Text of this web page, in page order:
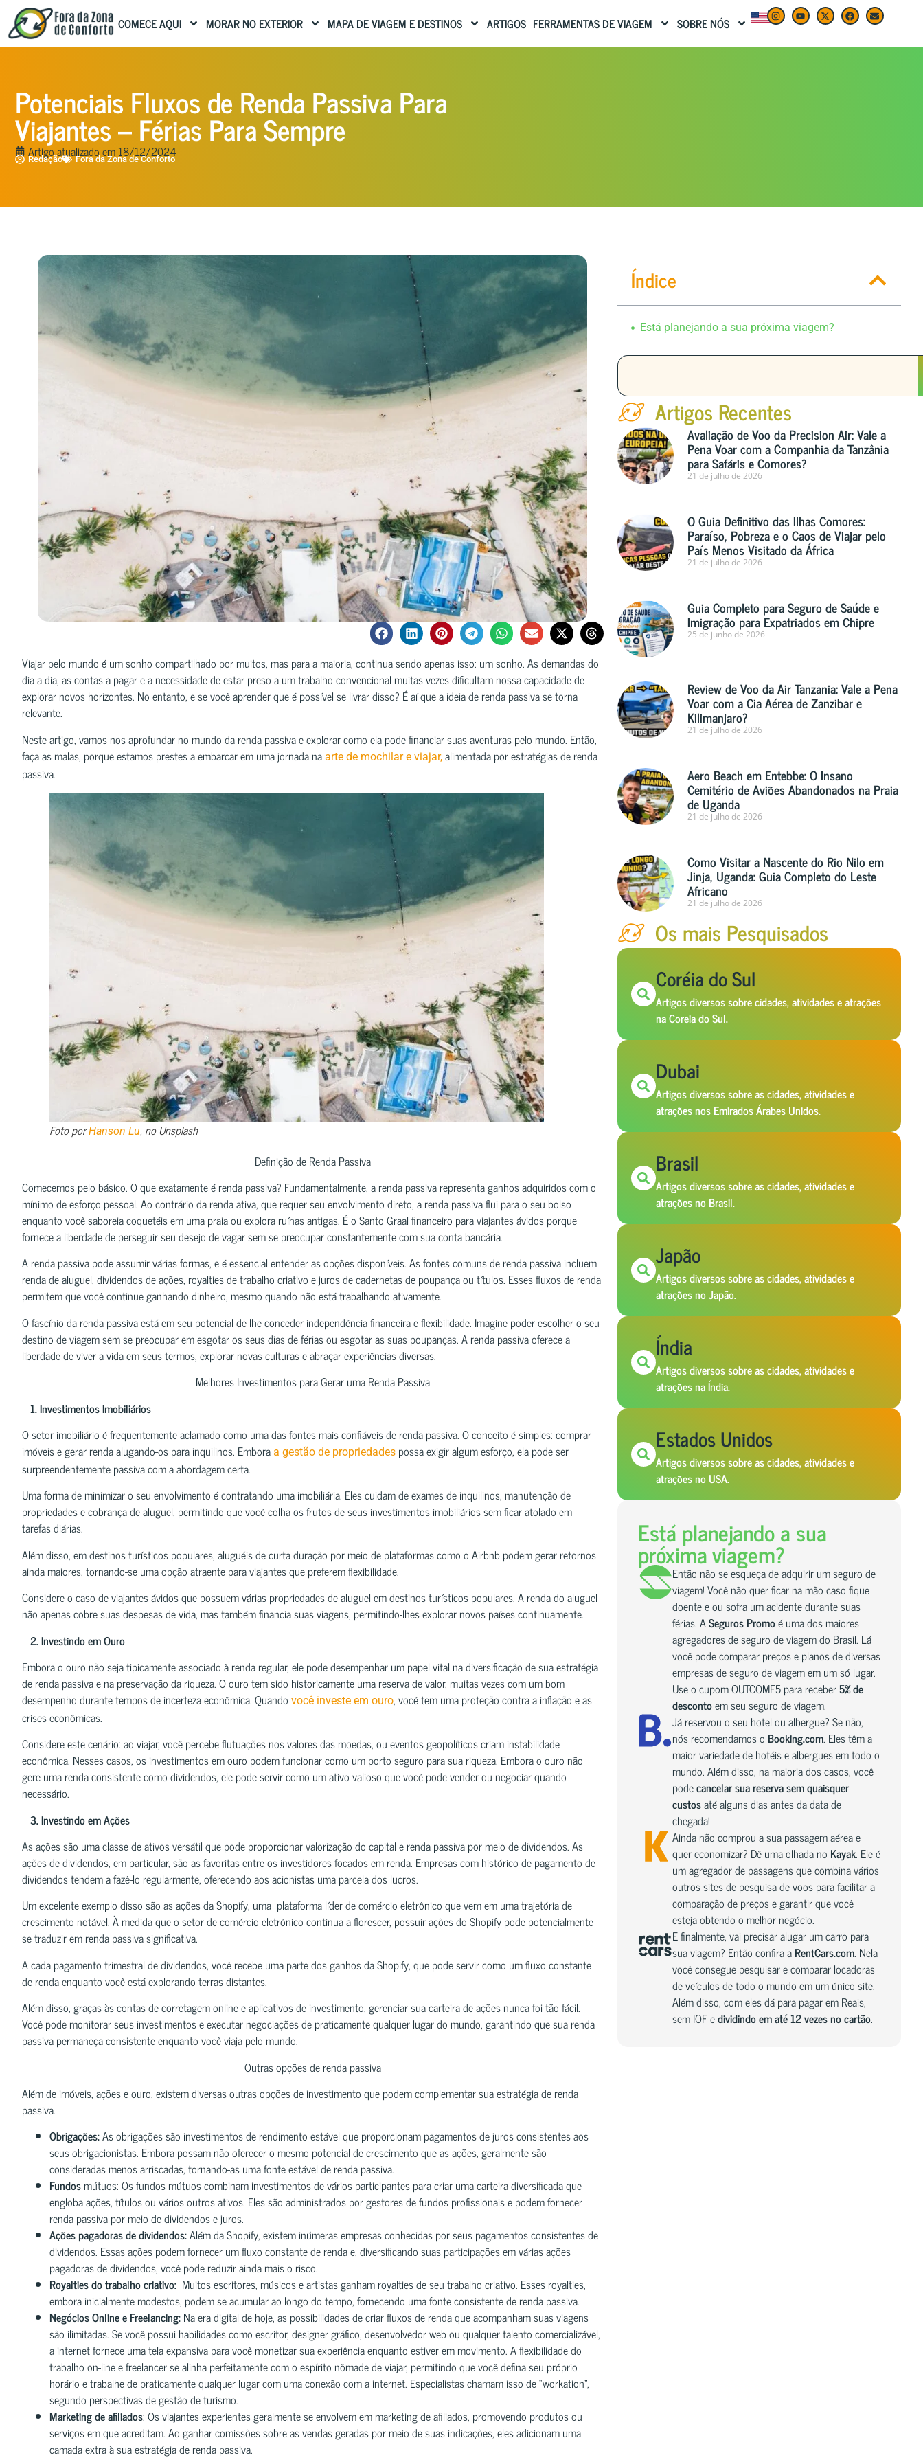
COMECE AQUI MORAR NO EXTERIOR MAPA DE VIAGEM E DESTINOS ARTIGOS FERRAMENTAS DE VIAGEM SOBRE NÓS
Potenciais Fluxos de Renda Passiva Para
Viajantes – Férias Para Sempre
Artigo atualizado em18/12/2024
Redação Fora da Zona de Conforto
Viajar pelo mundo é um sonho compartilhado por muitos, mas para a maioria, continua sendo apenas isso: um sonho. As demandas do
dia a dia, as contas a pagar e a necessidade de estar preso a um trabalho convencional muitas vezes dificultam nossa capacidade de
explorar novos horizontes. No entanto, e se você aprender que é possível se livrar disso? É aí que a ideia de renda passiva se torna
relevante.
Neste artigo, vamos nos aprofundar no mundo da renda passiva e explorar como ela pode financiar suas aventuras pelo mundo. Então,
faça as malas, porque estamos prestes a embarcar em uma jornada na arte de mochilar e viajar, alimentada por estratégias de renda
passiva.
Foto porHanson Lu, no Unsplash
Definição de Renda Passiva
Comecemos pelo básico. O que exatamente é renda passiva? Fundamentalmente, a renda passiva representa ganhos adquiridos com o
mínimo de esforço pessoal. Ao contrário da renda ativa, que requer seu envolvimento direto, a renda passiva flui para o seu bolso
enquanto você saboreia coquetéis em uma praia ou explora ruínas antigas. É o Santo Graal financeiro para viajantes ávidos porque
fornece a liberdade de perseguir seu desejo de vagar sem se preocupar constantemente com sua conta bancária.
A renda passiva pode assumir várias formas, e é essencial entender as opções disponíveis. As fontes comuns de renda passiva incluem
renda de aluguel, dividendos de ações, royalties de trabalho criativo e juros de cadernetas de poupança ou títulos. Esses fluxos de renda
permitem que você continue ganhando dinheiro, mesmo quando não está trabalhando ativamente.
O fascínio da renda passiva está em seu potencial de lhe conceder independência financeira e flexibilidade. Imagine poder escolher o seu
destino de viagem sem se preocupar em esgotar os seus dias de férias ou esgotar as suas poupanças. A renda passiva oferece a
liberdade de viver a vida em seus termos, explorar novas culturas e abraçar experiências diversas.
Melhores Investimentos para Gerar uma Renda Passiva
1. Investimentos Imobiliários
O setor imobiliário é frequentemente aclamado como uma das fontes mais confiáveis de renda passiva. O conceito é simples: comprar
imóveis e gerar renda alugando-os para inquilinos. Embora a gestão de propriedades possa exigir algum esforço, ela pode ser
surpreendentemente passiva com a abordagem certa.
Uma forma de minimizar o seu envolvimento é contratando uma imobiliária. Eles cuidam de exames de inquilinos, manutenção de
propriedades e cobrança de aluguel, permitindo que você colha os frutos de seus investimentos imobiliários sem ficar atolado em
tarefas diárias.
Além disso, em destinos turísticos populares, aluguéis de curta duração por meio de plataformas como o Airbnb podem gerar retornos
ainda maiores, tornando-se uma opção atraente para viajantes que preferem flexibilidade.
Considere o caso de viajantes ávidos que possuem várias propriedades de aluguel em destinos turísticos populares. A renda do aluguel
não apenas cobre suas despesas de vida, mas também financia suas viagens, permitindo-lhes explorar novos países continuamente.
2. Investindo em Ouro
Embora o ouro não seja tipicamente associado à renda regular, ele pode desempenhar um papel vital na diversificação de sua estratégia
de renda passiva e na preservação da riqueza. O ouro tem sido historicamente uma reserva de valor, muitas vezes com um bom
desempenho durante tempos de incerteza econômica. Quando você investe em ouro, você tem uma proteção contra a inflação e as
crises econômicas.
Considere este cenário: ao viajar, você percebe flutuações nos valores das moedas, ou eventos geopolíticos criam instabilidade
econômica. Nesses casos, os investimentos em ouro podem funcionar como um porto seguro para sua riqueza. Embora o ouro não
gere uma renda consistente como dividendos, ele pode servir como um ativo valioso que você pode vender ou negociar quando
necessário.
3. Investindo em Ações
As ações são uma classe de ativos versátil que pode proporcionar valorização do capital e renda passiva por meio de dividendos. As
ações de dividendos, em particular, são as favoritas entre os investidores focados em renda. Empresas com histórico de pagamento de
dividendos tendem a fazê-lo regularmente, oferecendo aos acionistas uma parcela dos lucros.
Um excelente exemplo disso são as ações da Shopify, uma plataforma líder de comércio eletrônico que vem em uma trajetória de
crescimento notável. À medida que o setor de comércio eletrônico continua a florescer, possuir ações do Shopify pode potencialmente
se traduzir em renda passiva significativa.
A cada pagamento trimestral de dividendos, você recebe uma parte dos ganhos da Shopify, que pode servir como um fluxo constante
de renda enquanto você está explorando terras distantes.
Além disso, graças às contas de corretagem online e aplicativos de investimento, gerenciar sua carteira de ações nunca foi tão fácil.
Você pode monitorar seus investimentos e executar negociações de praticamente qualquer lugar do mundo, garantindo que sua renda
passiva permaneça consistente enquanto você viaja pelo mundo.
Outras opções de renda passiva
Além de imóveis, ações e ouro, existem diversas outras opções de investimento que podem complementar sua estratégia de renda
passiva.
Obrigações:As obrigações são investimentos de rendimento estável que proporcionam pagamentos de juros consistentes aos
seus obrigacionistas. Embora possam não oferecer o mesmo potencial de crescimento que as ações, geralmente são
consideradas menos arriscadas, tornando-as uma fonte estável de renda passiva.
Fundosmútuos: Os fundos mútuos combinam investimentos de vários participantes para criar uma carteira diversificada que
engloba ações, títulos ou vários outros ativos. Eles são administrados por gestores de fundos profissionais e podem fornecer
renda passiva por meio de dividendos e juros.
Ações pagadoras de dividendos:Além da Shopify, existem inúmeras empresas conhecidas por seus pagamentos consistentes de
dividendos. Essas ações podem fornecer um fluxo constante de renda e, diversificando suas participações em várias ações
pagadoras de dividendos, você pode reduzir ainda mais o risco.
Royalties do trabalho criativo: Muitos escritores, músicos e artistas ganham royalties de seu trabalho criativo. Esses royalties,
embora inicialmente modestos, podem se acumular ao longo do tempo, fornecendo uma fonte consistente de renda passiva.
Negócios Online e Freelancing:Na era digital de hoje, as possibilidades de criar fluxos de renda que acompanham suas viagens
são ilimitadas. Se você possui habilidades como escritor, designer gráfico, desenvolvedor web ou qualquer talento comercializável,
a internet fornece uma tela expansiva para você monetizar sua experiência enquanto estiver em movimento. A flexibilidade do
trabalho on-line e freelancer se alinha perfeitamente com o espírito nômade de viajar, permitindo que você defina seu próprio
horário e trabalhe de praticamente qualquer lugar com uma conexão com a internet. Especialistas chamam isso de “workation”,
segundo perspectivas de gestão de turismo.
Marketing de afiliados: Os viajantes experientes geralmente se envolvem em marketing de afiliados, promovendo produtos ou
serviços em que acreditam. Ao ganhar comissões sobre as vendas geradas por meio de suas indicações, eles adicionam uma
camada extra à sua estratégia de renda passiva.
Índice
Está planejando a sua próxima viagem?
Artigos Recentes
Avaliação de Voo da Precision Air: Vale a
Pena Voar com a Companhia da Tanzânia
para Safáris e Comores?
21 de julho de 2026
O Guia Definitivo das Ilhas Comores:
Paraíso, Pobreza e o Caos de Viajar pelo
País Menos Visitado da África
21 de julho de 2026
Guia Completo para Seguro de Saúde e
Imigração para Expatriados em Chipre
25 de junho de 2026
Review de Voo da Air Tanzania: Vale a Pena
Voar com a Cia Aérea de Zanzibar e
Kilimanjaro?
21 de julho de 2026
Aero Beach em Entebbe: O Insano
Cemitério de Aviões Abandonados na Praia
de Uganda
21 de julho de 2026
Como Visitar a Nascente do Rio Nilo em
Jinja, Uganda: Guia Completo do Leste
Africano
21 de julho de 2026
Os mais Pesquisados
Coréia do Sul
Artigos diversos sobre cidades, atividades e atrações
na Coreia do Sul.
Dubai
Artigos diversos sobre as cidades, atividades e
atrações nos Emirados Árabes Unidos.
Brasil
Artigos diversos sobre as cidades, atividades e
atrações no Brasil.
Japão
Artigos diversos sobre as cidades, atividades e
atrações no Japão.
Índia
Artigos diversos sobre as cidades, atividades e
atrações na Índia.
Estados Unidos
Artigos diversos sobre as cidades, atividades e
atrações no USA.
Está planejando a sua
próxima viagem?
Então não se esqueça de adquirir um seguro de
viagem! Você não quer ficar na mão caso fique
doente e ou sofra um acidente durante suas
férias. ASeguros Promoé uma dos maiores
agregadores de seguro de viagem do Brasil. Lá
você pode comparar preços e planos de diversas
empresas de seguro de viagem em um só lugar.
Use o cupom OUTCOMF5 para receber5% de
descontoem seu seguro de viagem.
Já reservou o seu hotel ou albergue? Se não,
nós recomendamos o Booking.com. Eles têm a
maior variedade de hotéis e albergues em todo o
mundo. Além disso, na maioria dos casos, você
podecancelar sua reserva sem quaisquer
custosaté alguns dias antes da data de
chegada!
Ainda não comprou a sua passagem aérea e
quer economizar? Dê uma olhada no Kayak. Ele é
um agregador de passagens que combina vários
outros sites de pesquisa de voos para facilitar a
comparação de preços e garantir que você
esteja obtendo o melhor negócio.
E finalmente, vai precisar alugar um carro para
sua viagem? Então confira aRentCars.com. Nela
você consegue pesquisar e comparar locadoras
de veículos de todo o mundo em um único site.
Além disso, com eles dá para pagar em Reais,
sem IOF edividindo em até 12 vezes no cartão.